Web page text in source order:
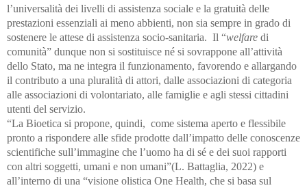
l’universalità dei livelli di assistenza sociale e la gratuità delle
prestazioni essenziali ai meno abbienti, non sia sempre in grado di
sostenere le attese di assistenza socio-sanitaria. Il “welfare di
comunità” dunque non si sostituisce né si sovrappone all’attività
dello Stato, ma ne integra il funzionamento, favorendo e allargando
il contributo a una pluralità di attori, dalle associazioni di categoria
alle associazioni di volontariato, alle famiglie e agli stessi cittadini
utenti del servizio.
“La Bioetica si propone, quindi, come sistema aperto e flessibile
pronto a rispondere alle sfide prodotte dall’impatto delle conoscenze
scientifiche sull’immagine che l’uomo ha di sé e dei suoi rapporti
con altri soggetti, umani e non umani”(L. Battaglia, 2022) e
all’interno di una “visione olistica One Health, che si basa sul